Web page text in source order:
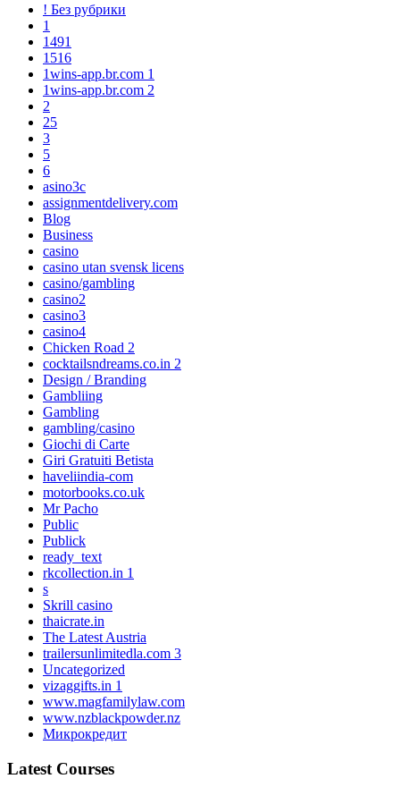
! Без рубрики
1
1491
1516
1wins-app.br.com 1
1wins-app.br.com 2
2
25
3
5
6
asino3c
assignmentdelivery.com
Blog
Business
casino
casino utan svensk licens
casino/gambling
casino2
casino3
casino4
Chicken Road 2
cocktailsndreams.co.in 2
Design / Branding
Gambliing
Gambling
gambling/casino
Giochi di Carte
Giri Gratuiti Betista
haveliindia-com
motorbooks.co.uk
Mr Pacho
Public
Publick
ready_text
rkcollection.in 1
s
Skrill casino
thaicrate.in
The Latest Austria
trailersunlimitedla.com 3
Uncategorized
vizaggifts.in 1
www.magfamilylaw.com
www.nzblackpowder.nz
Микрокредит
Latest Courses